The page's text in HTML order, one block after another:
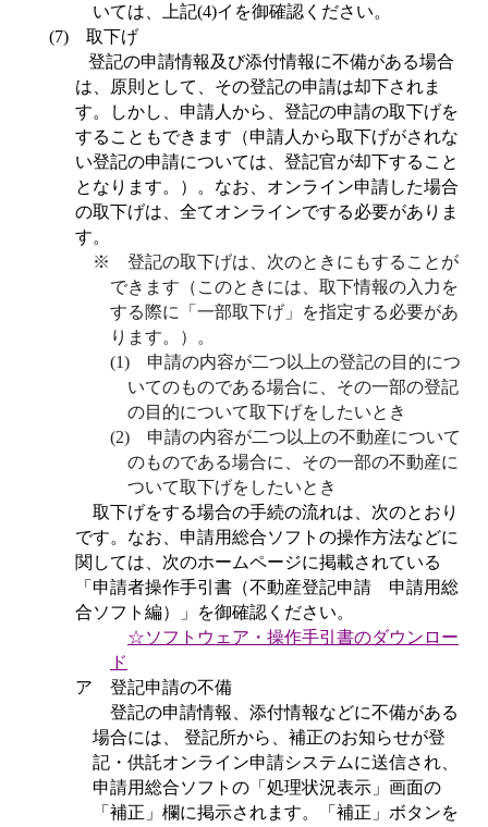
いては、上記(4)イを御確認ください。
(7) 取下げ
登記の申請情報及び添付情報に不備がある場合
は、原則として、その登記の申請は却下されま
す。しかし
申請人から、登記の申請の取下げを
することもできます（申請人から取下げがされな
い登記の申請については、登記官が却下すること
となります。）。なお、オンライン申請した場合
の取下げは、全てオンラインでする必要がありま
す。
※ 登記の取下げは、次のときにもすることが
できます（このときには、取下情報の入力を
する際に「一部取下げ」を指定する必要があ
ります。）。
(1) 申請の内容が二つ以上の登記の目的につ
いてのものである場合に、その一部の登記
の目的について取下げをしたいとき
(2) 申請の内容が二つ以上の不動産について
のものである場合に、その一部の不動産に
ついて取下げをしたいとき
取下げをする場合の手続の流れは、次のとおり
です。なお、申請用総合ソフトの操作方法などに
関しては、次のホームページに掲載されている
「申請者操作手引書（不動産登記申請 申請用総
合ソフト編）」を御確認ください。
☆ソフトウェア・操作手引書のダウンロー
ド
ア 登記申請の不備
登記の申請情報、添付情報などに不備がある
場合には
登記所から、補正のお知らせが登
記・供託オンライン申請システムに送信され、
申請用総合ソフトの「処理状況表示」画面の
「補正」欄に掲示されます。「補正」ボタンを